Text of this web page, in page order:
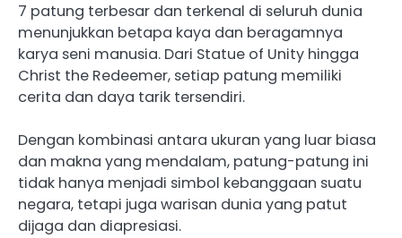
7 patung terbesar dan terkenal di seluruh dunia
menunjukkan betapa kaya dan beragamnya
karya seni manusia. Dari Statue of Unity hingga
Christ the Redeemer, setiap patung memiliki
cerita dan daya tarik tersendiri.
Dengan kombinasi antara ukuran yang luar biasa
dan makna yang mendalam, patung-patung ini
tidak hanya menjadi simbol kebanggaan suatu
negara, tetapi juga warisan dunia yang patut
dijaga dan diapresiasi.